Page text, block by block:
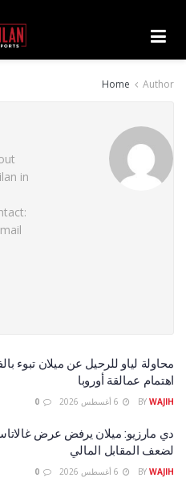
Home Author
in
محاولة لياو للرحيل عن ميلان تبوء
اهتمام عمالقة أوروبا
BY WAJIH
دي مارزيو: ميلان يرفض عرض
لضعف المقابل المالي
BY WAJIH